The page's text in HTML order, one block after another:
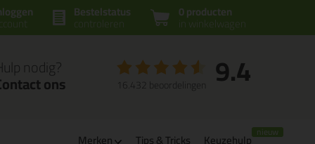
0 producten
in winkelwagen
Bestelstatus
controleren
nodig?
ons 9.4
16.432 beoordelingen